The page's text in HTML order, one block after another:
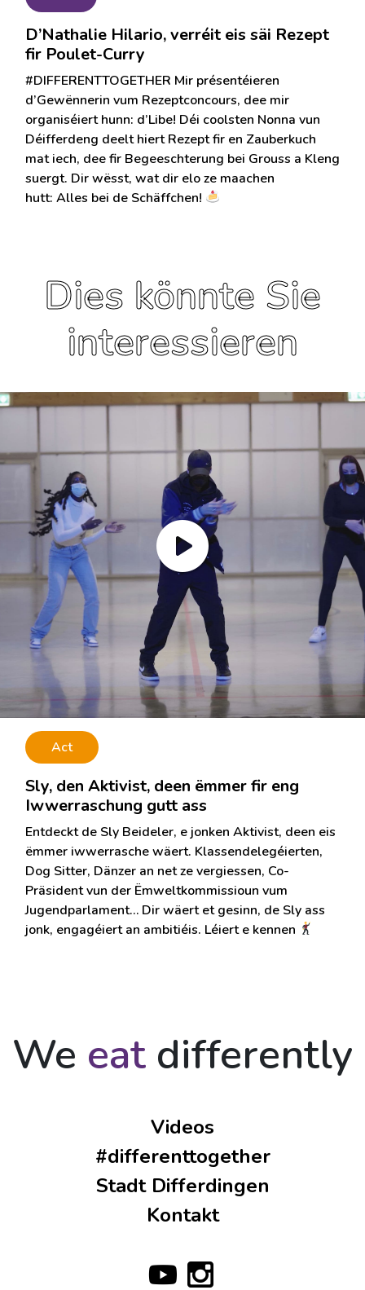
D’Nathalie Hilario, verréit eis säi Rezept
fir Poulet-Curry
#DIFFERENTTOGETHER Mir présentéieren
d’Gewënnerin vum Rezeptconcours, dee mir
organiséiert hunn: d’Libe! Déi coolsten Nonna vun
Déifferdeng deelt hiert Rezept fir en Zauberkuch
mat iech, dee fir Begeeschterung bei Grouss a Kleng
suergt. Dir wësst, wat dir elo ze maachen
hutt: Alles bei de Schäffchen!
Dies könnte Sie
interessieren
Act
Sly, den Aktivist, deen ëmmer fir eng
Iwwerraschung gutt ass
Entdeckt de Sly Beideler, e jonken Aktivist, deen eis
ëmmer iwwerrasche wäert. Klassendelegéierten,
Dog Sitter, Dänzer an net ze vergiessen, Co-
Präsident vun der Ëmweltkommissioun vum
Jugendparlament… Dir wäert et gesinn, de Sly ass
jonk, engagéiert an ambitiéis. Léiert e kennen
We eat differently
Videos
#differenttogether
Stadt Differdingen
Kontakt